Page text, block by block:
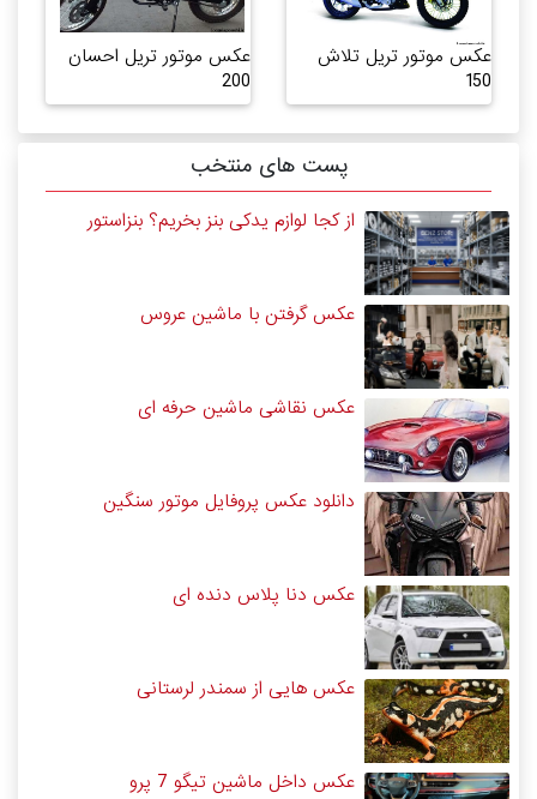
عکس موتور تریل تلاش
150
عکس موتور تریل احسان
200
پست های منتخب
از کجا لوازم یدکی بنز بخریم؟ بنزاستور
عکس گرفتن با ماشین عروس
عکس نقاشی ماشین حرفه ای
دانلود عکس پروفایل موتور سنگین
عکس دنا پلاس دنده ای
عکس هایی از سمندر لرستانی
عکس داخل ماشین تیگو 7 پرو